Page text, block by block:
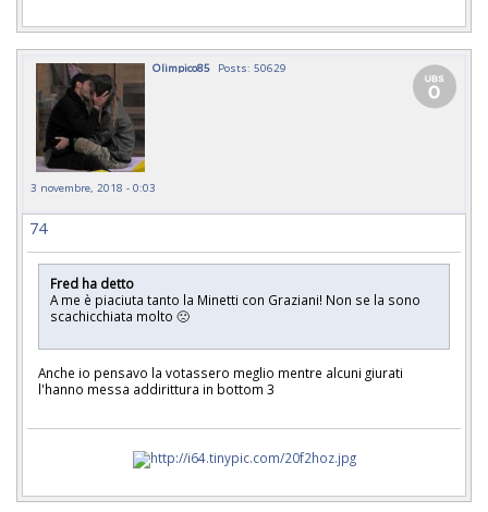
Olimpico85 Posts: 50629
3 novembre, 2018 - 0:03
74
Fred ha detto
A me è piaciuta tanto la Minetti con Graziani! Non se la sono
scachicchiata molto 🙁
Anche io pensavo la votassero meglio mentre alcuni giurati
l'hanno messa addirittura in bottom 3